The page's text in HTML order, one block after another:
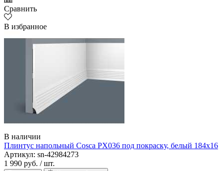
Сравнить
В избранное
В наличии
Плинтус напольный Cosca PX036 под покраску, белый 184х16
Артикул: sn-42984273
1 990 руб. / шт.